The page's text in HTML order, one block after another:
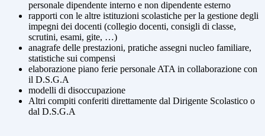
personale dipendente interno e non dipendente esterno
rapporti con le altre istituzioni scolastiche per la gestione degli
impegni dei docenti (collegio docenti, consigli di classe,
scrutini, esami, gite, …)
anagrafe delle prestazioni, pratiche assegni nucleo familiare,
statistiche sui compensi
elaborazione piano ferie personale ATA in collaborazione con
il D.S.G.A
modelli di disoccupazione
Altri compiti conferiti direttamente dal Dirigente Scolastico o
dal D.S.G.A